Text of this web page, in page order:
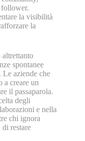
follower.
la visibilità
la
spontanee
aziende che
a creare un
il passaparola.
degli
e nella
chi ignora
restare